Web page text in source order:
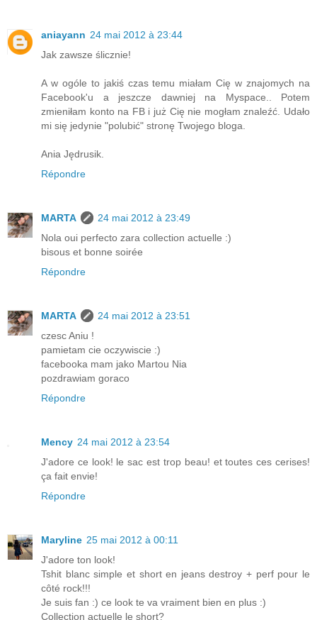
aniayann 24 mai 2012 à 23:44
Jak zawsze ślicznie!
A w ogóle to jakiś czas temu miałam Cię w znajomych na
Facebook'u a jeszcze dawniej na Myspace.. Potem
zmieniłam konto na FB i już Cię nie mogłam znaleźć. Udało
mi się jedynie "polubić" stronę Twojego bloga.
Ania Jędrusik.
Répondre
MARTA
24 mai 2012 à 23:49
Nola oui perfecto zara collection actuelle :)
bisous et bonne soirée
Répondre
MARTA
24 mai 2012 à 23:51
czesc Aniu !
pamietam cie oczywiscie :)
facebooka mam jako Martou Nia
pozdrawiam goraco
Répondre
Mency 24 mai 2012 à 23:54
J'adore ce look! le sac est trop beau! et toutes ces cerises!
ça fait envie!
Répondre
Maryline 25 mai 2012 à 00:11
J'adore ton look!
Tshit blanc simple et short en jeans destroy + perf pour le
côté rock!!!
Je suis fan :) ce look te va vraiment bien en plus :)
Collection actuelle le short?